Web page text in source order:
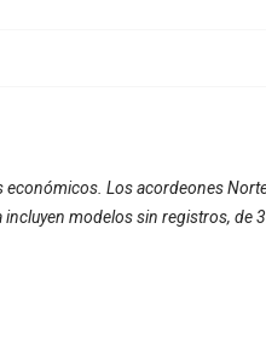
económicos. Los acordeones
modelos sin registros, de 3